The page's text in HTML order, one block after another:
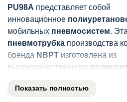
PU98A представляет собой
инновационное
мобильных пневмосистем. Эта
пневмотрубка производства
бренда NBPT изготовлена из
высококачественного
яркий красный цвет для легкой
Показать полностью